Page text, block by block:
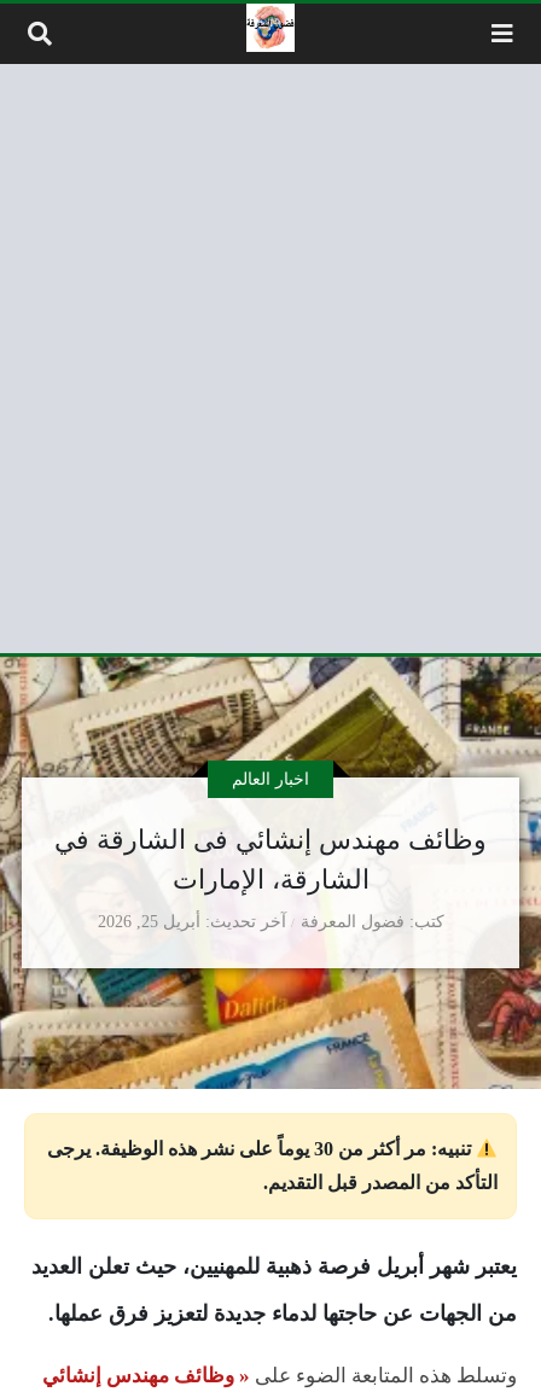
وظائف مهندس إنشائي فى الشارقة في
الشارقة، الإمارات
كتب فضول المعرفة
اخبار العالم
آخر تحديث أبريل 25, 2026
تنبيه: مر أكثر من 30 يوماً على نشر هذه الوظيفة. يرجى
التأكد من المصدر قبل التقديم.
يعتبر شهر أبريل فرصة ذهبية للمهنيين، حيث تعلن العديد
من الجهات عن حاجتها لدماء جديدة لتعزيز فرق عملها.
وتسلط هذه المتابعة الضوء على « وظائف مهندس إنشائي